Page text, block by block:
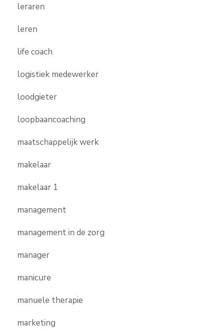
leraren
leren
life coach
logistiek medewerker
loodgieter
loopbaancoaching
maatschappelijk werk
makelaar
makelaar 1
management
management in de zorg
manager
manicure
manuele therapie
marketing